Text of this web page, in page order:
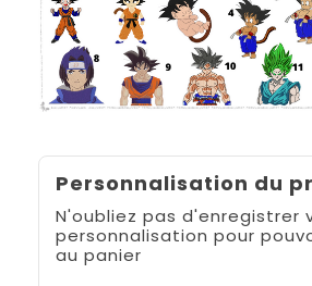
Personnalisation du
N'oubliez pas d'enregistrer
personnalisation pour
au panier